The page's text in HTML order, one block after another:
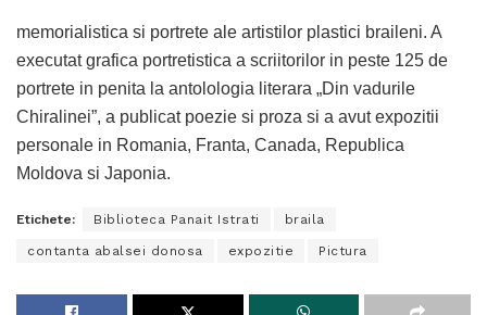
memorialistica si portrete ale artistilor plastici braileni. A
executat grafica portretistica a scriitorilor in peste 125 de
portrete in penita la antolologia literara „Din vadurile
Chiralinei”, a publicat poezie si proza si a avut expozitii
personale in Romania, Franta, Canada, Republica
Moldova si Japonia.
Etichete: Biblioteca Panait Istrati braila
contanta abalsei donosa expozitie Pictura